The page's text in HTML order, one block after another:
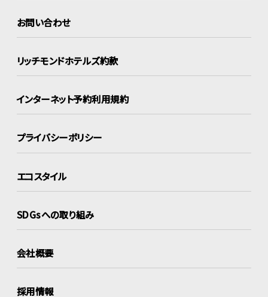
お問い合わせ
リッチモンドホテルズ約款
インターネット予約利用規約
プライバシーポリシー
エコスタイル
SDGsへの取り組み
会社概要
採用情報